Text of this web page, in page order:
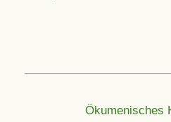
Ökumenisches